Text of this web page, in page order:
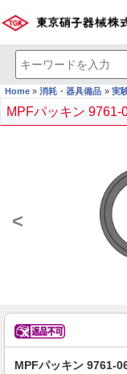
Home 消耗・器具備品 実
MPFパッキン 9761-
<
MPFパッキン 9761-